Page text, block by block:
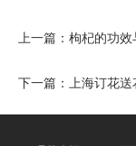
上一篇： 枸杞的功效
下一篇： 上海订花